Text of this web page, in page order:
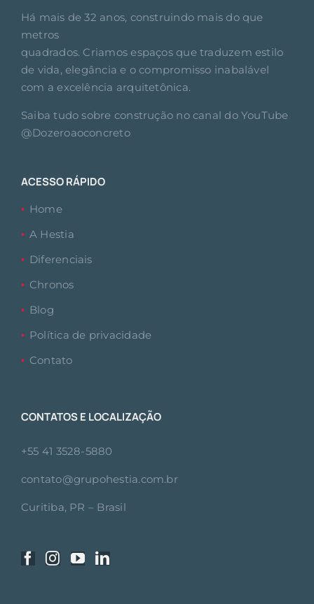
Há mais de 32 anos, construindo mais do que
metros
quadrados. Criamos espaços que traduzem estilo
de vida, elegância e o compromisso inabalável
com a excelência arquitetônica.
Saiba tudo sobre construção no canal do YouTube
@Dozeroaoconcreto
ACESSO RÁPIDO
Home
A Hestia
Diferenciais
Chronos
Blog
Política de privacidade
Contato
CONTATOS E LOCALIZAÇÃO
+55 41 3528-5880
contato@grupohestia.com.br
Curitiba, PR – Brasil